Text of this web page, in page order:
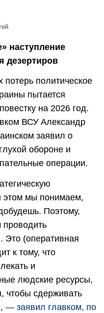
наступление
дезертиров
политическое
пытается
на 2026 год.
ВСУ Александр
заявил о
обороне и
операции.
этом мы понимаем,
Поэтому,
проводить
Это (оперативная
к тому, что
и
людские ресурсы,
чтобы сдерживать
— заявил главком, по